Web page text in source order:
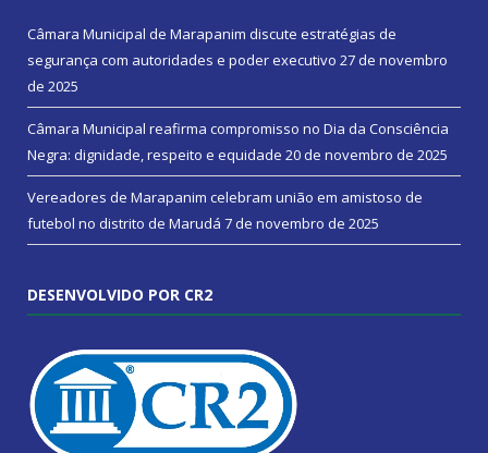
Câmara Municipal de Marapanim discute estratégias de
segurança com autoridades e poder executivo 27 de novembro
de 2025
Câmara Municipal reafirma compromisso no Dia da Consciência
Negra: dignidade, respeito e equidade 20 de novembro de 2025
Vereadores de Marapanim celebram união em amistoso de
futebol no distrito de Marudá 7 de novembro de 2025
DESENVOLVIDO POR CR2